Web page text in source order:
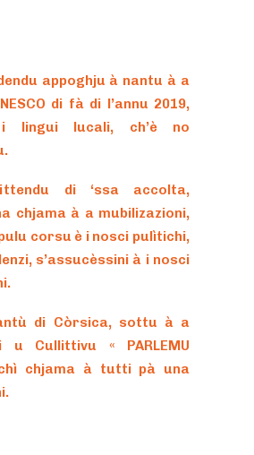
appoghju à nantu à a
di fà di l’annu 2019,
lingui lucali, ch’è no
di ‘ssa accolta,
chjama à a mubilizazioni,
corsu è i nosci pulìtichi,
s’assucèssini à i nosci
di Còrsica, sottu à a
u Cullittivu « PARLEMU
chì chjama à tutti pà una